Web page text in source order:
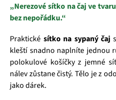
„Nerezové sítko na čaj ve
bez nepořádku.“
Praktické sítko na sypaný čaj
kleští snadno naplníte jednou
polokulové košíčky z jemné
nálev zůstane čistý. Tělo je z
jako dárek.